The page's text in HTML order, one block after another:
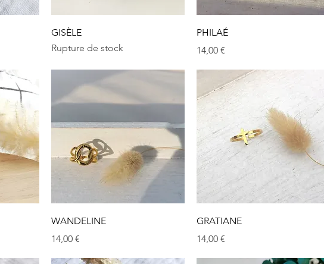
GISÈLE
Rupture de stock
PHILAÉ
Prix
14,00 €
Aperçu rapide
WANDELINE
Prix
14,00 €
Aperçu rapide
GRATIANE
Prix
14,00 €